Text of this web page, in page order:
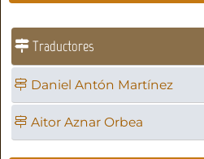
Traductores
Daniel Antón Martínez
Aitor Aznar Orbea